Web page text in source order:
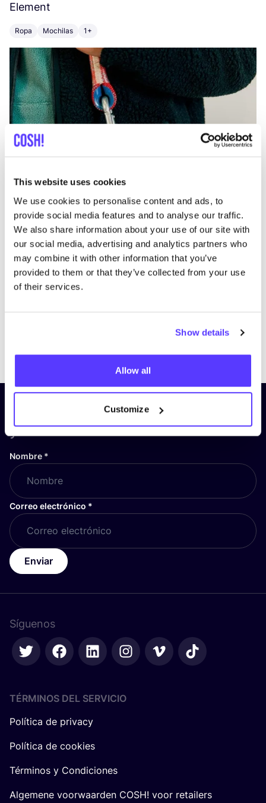
This website uses cookies
We use cookies to personalise content and ads, to
provide social media features and to analyse our traffic.
We also share information about your use of our site with
our social media, advertising and analytics partners who
may combine it with other information that you’ve
provided to them or that they’ve collected from your use
of their services.
Show details
Allow all
Customize
Element
Ropa Mochilas 1+
¡Suscríbete a nuestro boletín
y mantente informado!
Nombre *
Correo electrónico *
Enviar
Síguenos
TÉRMINOS DEL SERVICIO
Política de privacy
Política de cookies
Términos y Condiciones
Algemene voorwaarden COSH! voor retailers